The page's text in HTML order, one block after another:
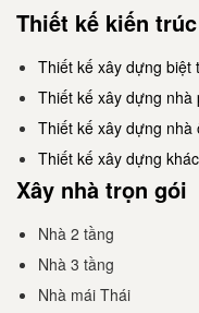
Thiết kế kiến trúc
Thiết kế xây dựng biệt
Thiết kế xây dựng nhà
Thiết kế xây dựng nhà
Thiết kế xây dựng
Xây nhà trọn gói
Nhà 2 tầng
Nhà 3 tầng
Nhà mái Thái